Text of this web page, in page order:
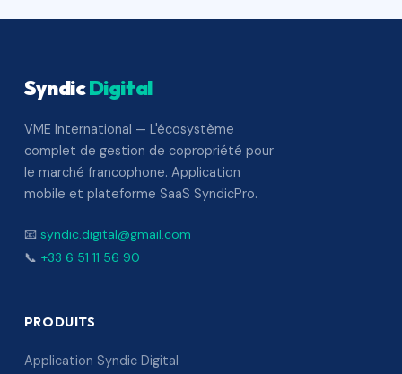
SyndicDigital
VME International — L'écosystème
complet de gestion de copropriété pour
le marché francophone. Application
mobile et plateforme SaaS SyndicPro.
📧 syndic.digital@gmail.com
📞 +33 6 51 11 56 90
PRODUITS
Application Syndic Digital